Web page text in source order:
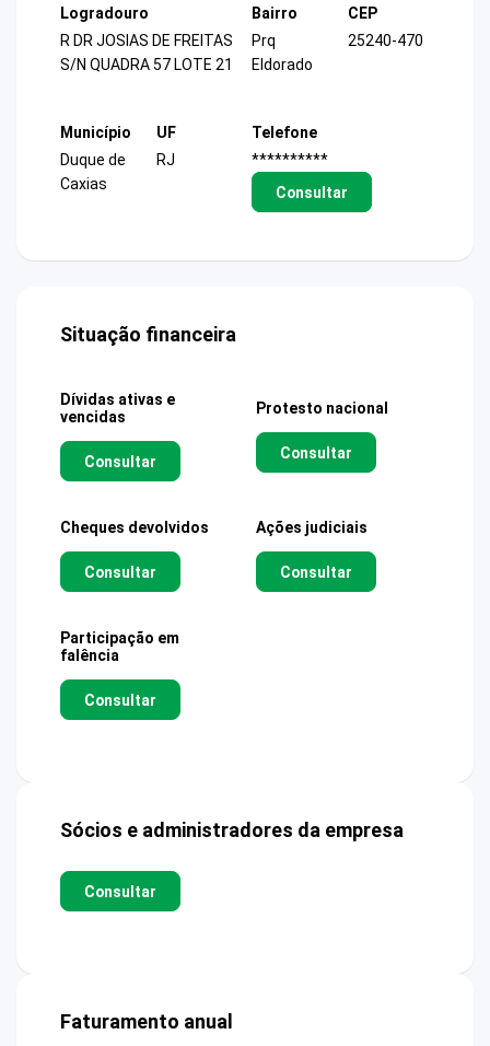
Logradouro
R DR JOSIAS DE FREITAS
S/N QUADRA 57 LOTE 21
Bairro
Prq
Eldorado
CEP
25240-470
Município
Duque de
Caxias
UF
RJ
Telefone
**********
Consultar
Situação financeira
Dívidas ativas e
vencidas
Consultar
Protesto nacional
Consultar
Cheques devolvidos
Consultar
Ações judiciais
Consultar
Participação em
falência
Consultar
Sócios e administradores da empresa
Consultar
Faturamento anual